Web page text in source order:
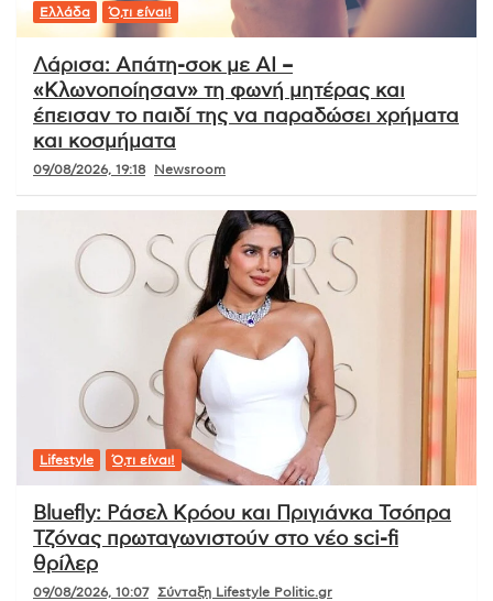
Ελλάδα Ό,τι είναι!
Λάρισα: Απάτη-σοκ με AI –
«Κλωνοποίησαν» τη φωνή μητέρας και
έπεισαν το παιδί της να παραδώσει χρήματα
και κοσμήματα
09/08/2026, 19:18 Newsroom
Lifestyle Ό,τι είναι!
Bluefly: Ράσελ Κρόου και Πριγιάνκα Τσόπρα
Τζόνας πρωταγωνιστούν στο νέο sci-fi
θρίλερ
09/08/2026, 10:07 Σύνταξη Lifestyle Politic.gr